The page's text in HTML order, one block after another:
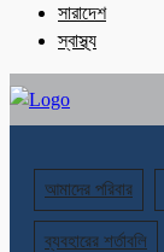
সারাদেশ
স্বাস্থ্য
আমাদের পরিবার
ব্যবহারের শর্তাবলি